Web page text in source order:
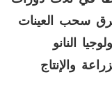
في طرق سحب العينات
النانو
والإنتاج